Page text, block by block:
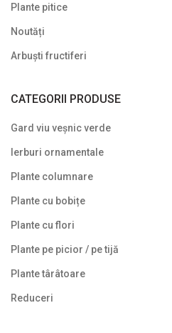
Plante cu frunze albastre/ argintii
Plante cu frunze galbene/ portocalii
Plante cu frunze în două culori
Plante pe picior / pe tijă
Plante pentru garduri vii
Plante pitice
Noutăți
Arbuști fructiferi
CATEGORII PRODUSE
Gard viu veșnic verde
Ierburi ornamentale
Plante columnare
Plante cu bobițe
Plante cu flori
Plante pe picior / pe tijă
Plante târâtoare
Reduceri